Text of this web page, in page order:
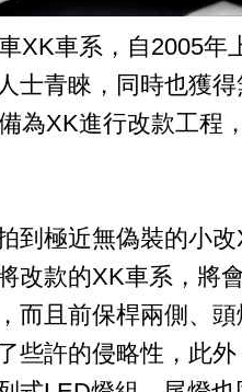
XK車系，自2005年
士青睞，同時也獲
為XK進行改款工程
到極近無偽裝的小
改款的XK車系，將
而且前保桿兩側、
些許的侵略性，此